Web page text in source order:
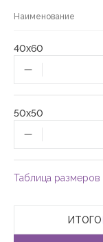
Наименование
40х60
50х50
Таблица размеров
ИТОГО